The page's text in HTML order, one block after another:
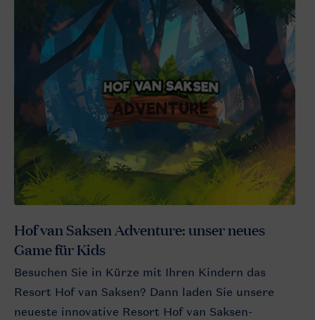
Hof van Saksen Adventure: unser neues
Game für Kids
Besuchen Sie in Kürze mit Ihren Kindern das
Resort Hof van Saksen? Dann laden Sie unsere
neueste innovative Resort Hof van Saksen-